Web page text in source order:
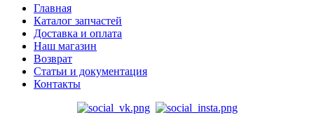
Главная
Каталог запчастей
Доставка и оплата
Наш магазин
Возврат
Статьи и документация
Контакты